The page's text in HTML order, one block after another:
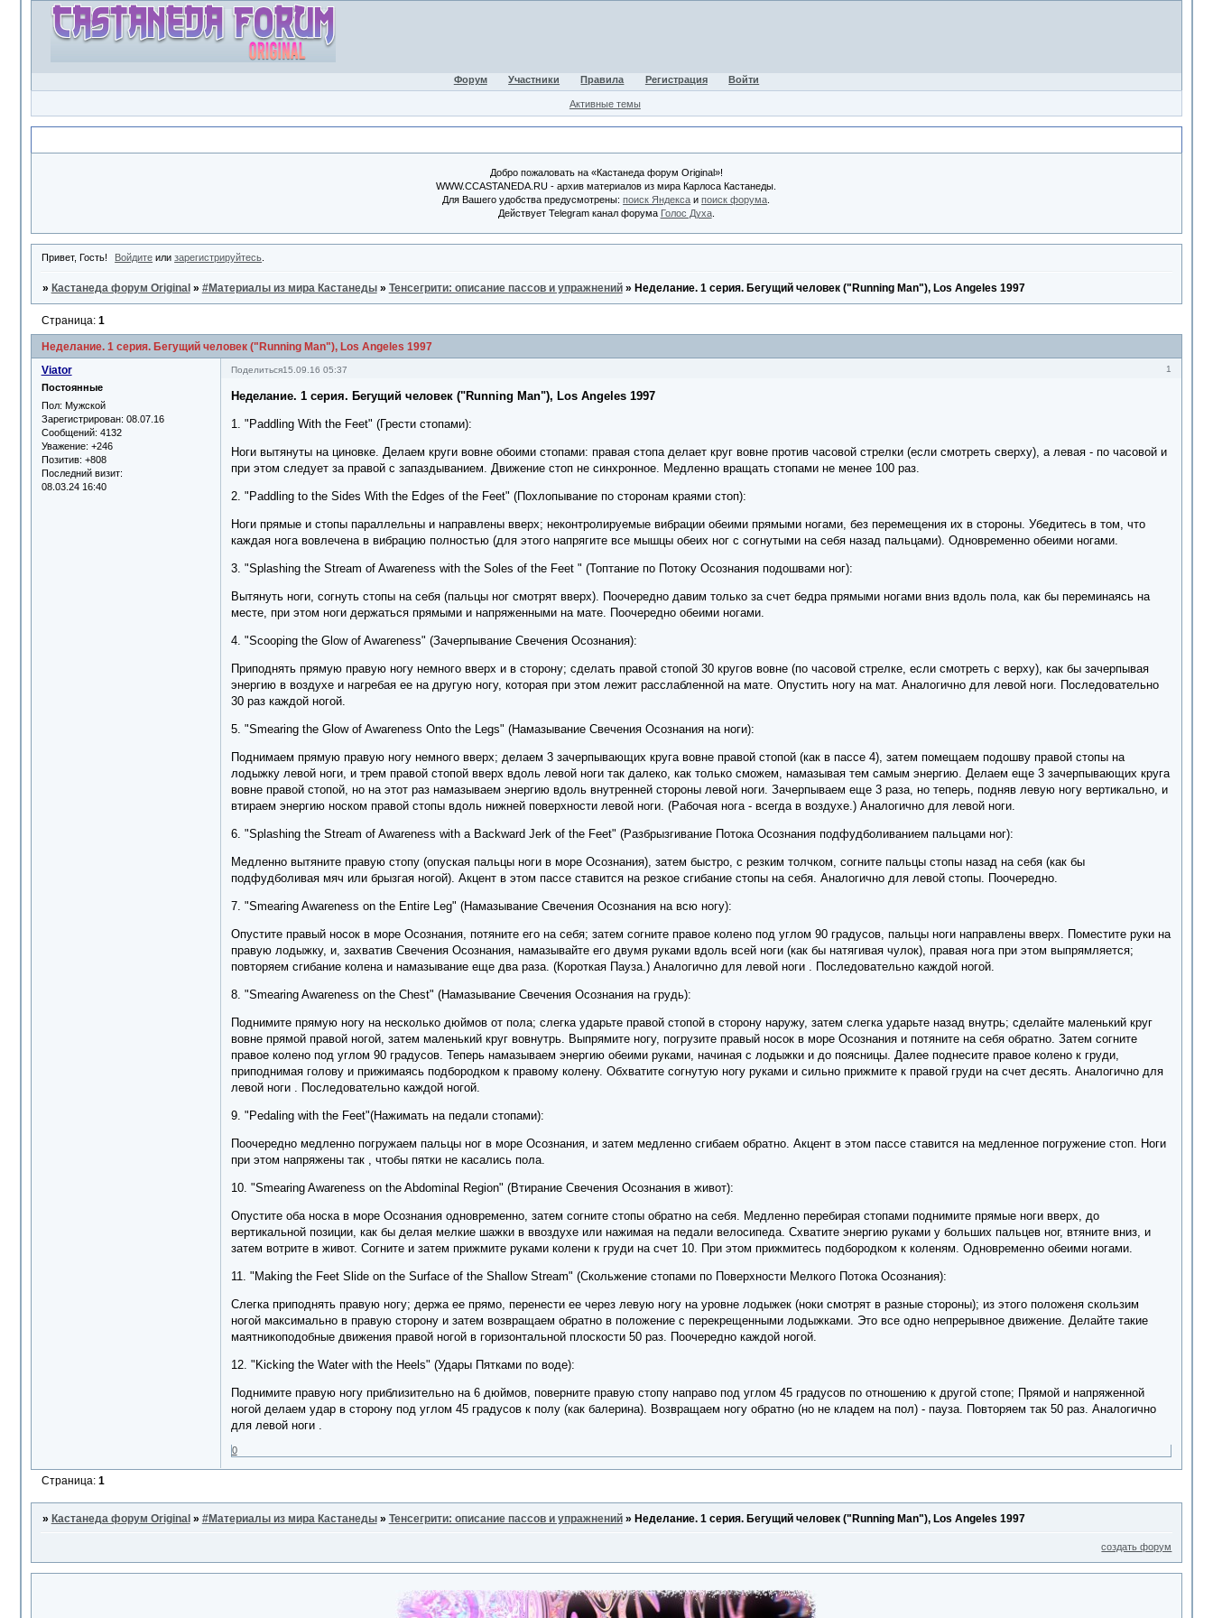
Форум Участники Правила Регистрация Войти
Активные темы
Добро пожаловать на «Кастанеда форум Original»!
WWW.CCASTANEDA.RU - архив материалов из мира Карлоса Кастанеды.
Для Вашего удобства предусмотрены:поиск Яндекса ипоиск форума
Действует Telegram канал форума Голос Духа.
Привет, Гость! Войдите илизарегистрируйтесь
» Кастанеда форум Original » #Материалы из мира Кастанеды » Тенсегрити: описание пассов и упражнений » Неделание. 1 серия. Бегущий человек ("Running Man"), Los Angeles 1997
Неделание. 1 серия. Бегущий человек ("Running Man"), Los Angeles 1997
Страница: 1
Поделиться 1
15.09.16 05:37
Viator
Постоянные
Пол: Мужской
Зарегистрирован: 08.07.16
Сообщений: 4132
Уважение: +246
Позитив: +808
Последний визит:
08.03.24 16:40
Неделание. 1 серия. Бегущий человек ("Running Man"), Los Angeles 1997
1. "Paddling With the Feet" (Грести стопами):
Ноги вытянуты на циновке. Делаем круги вовне обоими стопами: правая стопа делает круг вовне против часовой стрелки (если смотреть сверху), а левая - по часовой и
при этом следует за правой с запаздыванием. Движение стоп не синхронное. Медленно вращать стопами не менее 100 раз.
2. "Paddling to the Sides With the Edges of the Feet" (Похлопывание по сторонам краями стоп):
Ноги прямые и стопы параллельны и направлены вверх; неконтролируемые вибрации обеими прямыми ногами, без перемещения их в стороны. Убедитесь в том, что
каждая нога вовлечена в вибрацию полностью (для этого напрягите все мышцы обеих ног с согнутыми на себя назад пальцами). Одновременно обеими ногами.
3. "Splashing the Stream of Awareness with the Soles of the Feet " (Топтание по Потоку Осознания подошвами ног):
Вытянуть ноги, согнуть стопы на себя (пальцы ног смотрят вверх). Поочередно давим только за счет бедра прямыми ногами вниз вдоль пола, как бы переминаясь на
месте, при этом ноги держаться прямыми и напряженными на мате. Поочередно обеими ногами.
4. "Scooping the Glow of Awareness" (Зачерпывание Свечения Осознания):
Приподнять прямую правую ногу немного вверх и в сторону; сделать правой стопой 30 кругов вовне (по часовой стрелке, если смотреть с верху), как бы зачерпывая
энергию в воздухе и нагребая ее на другую ногу, которая при этом лежит расслабленной на мате. Опустить ногу на мат. Аналогично для левой ноги. Последовательно
30 раз каждой ногой.
5. "Smearing the Glow of Awareness Onto the Legs" (Намазывание Свечения Осознания на ноги):
Поднимаем прямую правую ногу немного вверх; делаем 3 зачерпывающих круга вовне правой стопой (как в пассе 4), затем помещаем подошву правой стопы на
лодыжку левой ноги, и трем правой стопой вверх вдоль левой ноги так далеко, как только сможем, намазывая тем самым энергию. Делаем еще 3 зачерпывающих круга
вовне правой стопой, но на этот раз намазываем энергию вдоль внутренней стороны левой ноги. Зачерпываем еще 3 раза, но теперь, подняв левую ногу вертикально, и
втираем энергию носком правой стопы вдоль нижней поверхности левой ноги. (Рабочая нога - всегда в воздухе.) Аналогично для левой ноги.
6. "Splashing the Stream of Awareness with a Backward Jerk of the Feet" (Разбрызгивание Потока Осознания подфудболиванием пальцами ног):
Медленно вытяните правую стопу (опуская пальцы ноги в море Осознания), затем быстро, с резким толчком, согните пальцы стопы назад на себя (как бы
подфудболивая мяч или брызгая ногой). Акцент в этом пассе ставится на резкое сгибание стопы на себя. Аналогично для левой стопы. Поочередно.
7. "Smearing Awareness on the Entire Leg" (Намазывание Свечения Осознания на всю ногу):
Опустите правый носок в море Осознания, потяните его на себя; затем согните правое колено под углом 90 градусов, пальцы ноги направлены вверх. Поместите руки на
правую лодыжку, и, захватив Свечения Осознания, намазывайте его двумя руками вдоль всей ноги (как бы натягивая чулок), правая нога при этом выпрямляется;
повторяем сгибание колена и намазывание еще два раза. (Короткая Пауза.) Аналогично для левой ноги . Последовательно каждой ногой.
8. "Smearing Awareness on the Chest" (Намазывание Свечения Осознания на грудь):
Поднимите прямую ногу на несколько дюймов от пола; слегка ударьте правой стопой в сторону наружу, затем слегка ударьте назад внутрь; сделайте маленький круг
вовне прямой правой ногой, затем маленький круг вовнутрь. Выпрямите ногу, погрузите правый носок в море Осознания и потяните на себя обратно. Затем согните
правое колено под углом 90 градусов. Теперь намазываем энергию обеими руками, начиная с лодыжки и до поясницы. Далее поднесите правое колено к груди,
приподнимая голову и прижимаясь подбородком к правому колену. Обхватите согнутую ногу руками и сильно прижмите к правой груди на счет десять. Аналогично для
левой ноги . Последовательно каждой ногой.
9. "Pedaling with the Feet"(Нажимать на педали стопами):
Поочередно медленно погружаем пальцы ног в море Осознания, и затем медленно сгибаем обратно. Акцент в этом пассе ставится на медленное погружение стоп. Ноги
при этом напряжены так , чтобы пятки не касались пола.
10. "Smearing Awareness on the Abdominal Region" (Втирание Свечения Осознания в живот):
Опустите оба носка в море Осознания одновременно, затем согните стопы обратно на себя. Медленно перебирая стопами поднимите прямые ноги вверх, до
вертикальной позиции, как бы делая мелкие шажки в ввоздухе или нажимая на педали велосипеда. Схватите энергию руками у больших пальцев ног, втяните вниз, и
затем вотрите в живот. Согните и затем прижмите руками колени к груди на счет 10. При этом прижмитесь подбородком к коленям. Одновременно обеими ногами.
11. "Making the Feet Slide on the Surface of the Shallow Stream" (Скольжение стопами по Поверхности Мелкого Потока Осознания):
Слегка приподнять правую ногу; держа ее прямо, перенести ее через левую ногу на уровне лодыжек (ноки смотрят в разные стороны); из этого положеня скользим
ногой максимально в правую сторону и затем возвращаем обратно в положение с перекрещенными лодыжками. Это все одно непрерывное движение. Делайте такие
маятникоподобные движения правой ногой в горизонтальной плоскости 50 раз. Поочередно каждой ногой.
12. "Kicking the Water with the Heels" (Удары Пятками по воде):
Поднимите правую ногу приблизительно на 6 дюймов, поверните правую стопу направо под углом 45 градусов по отношению к другой стопе; Прямой и напряженной
ногой делаем удар в сторону под углом 45 градусов к полу (как балерина). Возвращаем ногу обратно (но не кладем на пол) - пауза. Повторяем так 50 раз. Аналогично
для левой ноги .
0
Страница: 1
» Кастанеда форум Original » #Материалы из мира Кастанеды » Тенсегрити: описание пассов и упражнений » Неделание. 1 серия. Бегущий человек ("Running Man"), Los Angeles 1997
создать форум